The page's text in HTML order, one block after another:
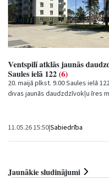
Ventspilī atklās jaunās
Saules ielā 122(6)
20. maijā plkst. 9.00 Saules ielā
divas jaunās daudzdzīvokļu īres
11.05.26 15:50|Sabiedrība
Jaunākie sludinājumi